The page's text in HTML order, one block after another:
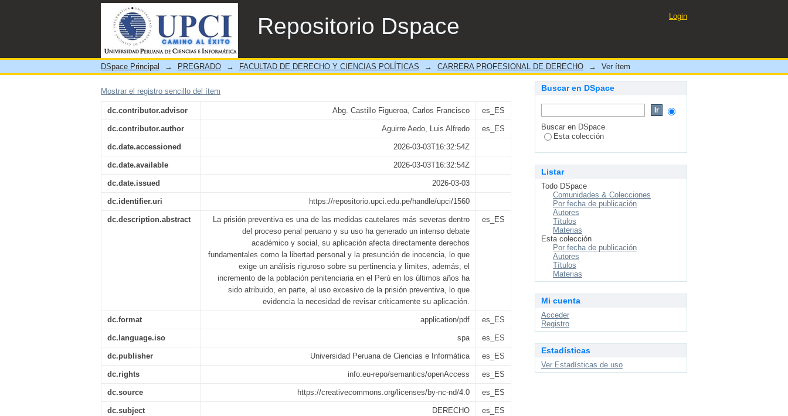
Repositorio Dspace
Análisis de la aplicación de la prisión preventiva en el Perú, ventajas y desventajas
Login
DSpace Principal → PREGRADO → FACULTAD DE DERECHO Y CIENCIAS POLÍTICAS → CARRERA PROFESIONAL DE DERECHO → Ver ítem
Mostrar el registro sencillo del ítem
dc.contributor.advisor Abg. Castillo Figueroa, Carlos Francisco es_ES
dc.contributor.author Aguirre Aedo, Luis Alfredo es_ES
dc.date.accessioned 2026-03-03T16:32:54Z
dc.date.available 2026-03-03T16:32:54Z
dc.date.issued 2026-03-03
dc.identifier.uri https://repositorio.upci.edu.pe/handle/upci/1560
dc.description.abstract
La prisión preventiva es una de las medidas cautelares más severas dentro
del proceso penal peruano y su uso ha generado un intenso debate
académico y social, su aplicación afecta directamente derechos
fundamentales como la libertad personal y la presunción de inocencia, lo que
exige un análisis riguroso sobre su pertinencia y límites, además, el
incremento de la población penitenciaria en el Perú en los últimos años ha
sido atribuido, en parte, al uso excesivo de la prisión preventiva, lo que
evidencia la necesidad de revisar críticamente su aplicación.
es_ES
dc.format application/pdf es_ES
dc.language.iso spa es_ES
dc.publisher Universidad Peruana de Ciencias e Informática es_ES
dc.rights info:eu-repo/semantics/openAccess es_ES
dc.source https://creativecommons.org/licenses/by-nc-nd/4.0 es_ES
dc.subject DERECHO es_ES
Buscar en DSpace
Buscar en DSpace
Esta colección
Listar
Todo DSpace
Comunidades & Colecciones
Por fecha de publicación
Autores
Títulos
Materias
Esta colección
Por fecha de publicación
Autores
Títulos
Materias
Mi cuenta
Acceder
Registro
Estadísticas
Ver Estadísticas de uso